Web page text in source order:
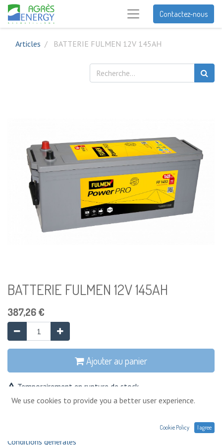
Contactez-nous
Articles BATTERIE FULMEN 12V 145AH
BATTERIE FULMEN 12V 145AH
387,26€
Ajouter au panier
Temporairement en rupture de stock
Conditions générales
We use cookies to provide you a better user experience.
Cookie Policy I agree